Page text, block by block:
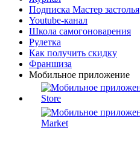
Подписка Мастер застолья
Youtube-канал
Школа самогоноварения
Рулетка
Как получить скидку
Франшиза
Мобильное приложение